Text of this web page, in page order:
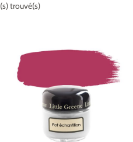
trouvé(s)